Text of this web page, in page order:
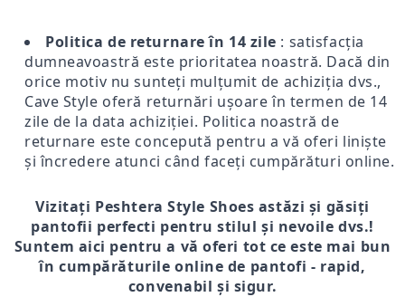
Politica de returnare în 14 zile : satisfacția
dumneavoastră este prioritatea noastră. Dacă din
orice motiv nu sunteți mulțumit de achiziția dvs.,
Cave Style oferă returnări ușoare în termen de 14
zile de la data achiziției. Politica noastră de
returnare este concepută pentru a vă oferi liniște
și încredere atunci când faceți cumpărături online.
Vizitați Peshtera Style Shoes astăzi și găsiți
pantofii perfecti pentru stilul și nevoile dvs.!
Suntem aici pentru a vă oferi tot ce este mai bun
în cumpărăturile online de pantofi - rapid,
convenabil și sigur.